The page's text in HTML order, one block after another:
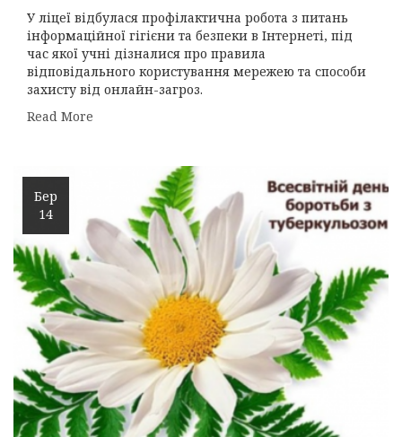
У ліцеї відбулася профілактична робота з питань
інформаційної гігієни та безпеки в Інтернеті, під
час якої учні дізналися про правила
відповідального користування мережею та способи
захисту від онлайн-загроз.
Read More
Бер
14